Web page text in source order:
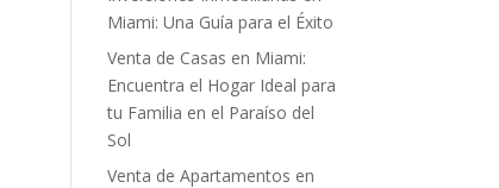
Miami: Una Guía para el Éxito
Venta de Casas en Miami:
Encuentra el Hogar Ideal para
tu Familia en el Paraíso del
Sol
Venta de Apartamentos en